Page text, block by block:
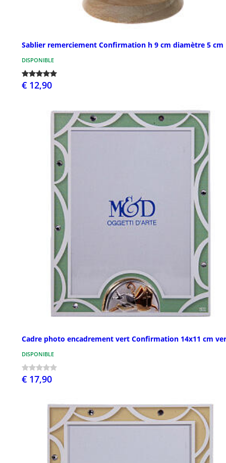
Sablier remerciement Confirmation h 9 cm diamètre 5 cm
DISPONIBLE
€ 12,90
Cadre photo encadrement vert Confirmation 14x11 cm
DISPONIBLE
€ 17,90